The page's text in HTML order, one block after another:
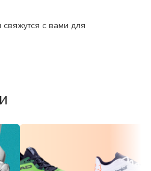
с вами для